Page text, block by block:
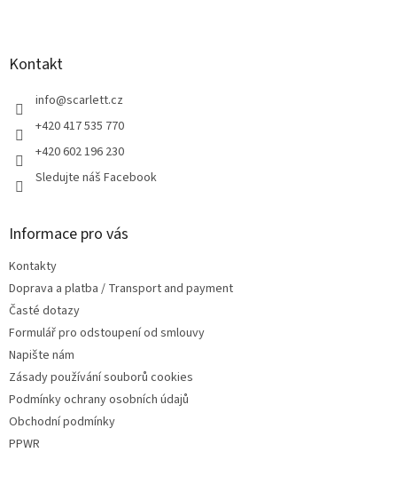
Kontakt
info@scarlett.cz
+420 417 535 770
+420 602 196 230
Sledujte náš Facebook
Informace pro vás
Kontakty
Doprava a platba / Transport and payment
Časté dotazy
Formulář pro odstoupení od smlouvy
Napište nám
Zásady používání souborů cookies
Podmínky ochrany osobních údajů
Obchodní podmínky
PPWR